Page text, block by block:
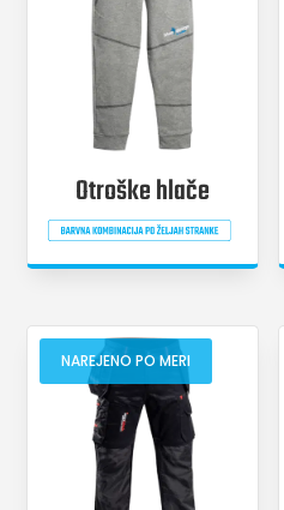
Otroške hlače
NAREJENO PO MERI